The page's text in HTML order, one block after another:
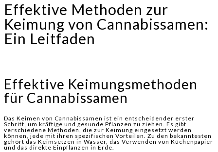
Effektive Methoden zur
Keimung von Cannabissamen:
Ein Leitfaden
Effektive Keimungsmethoden
für Cannabissamen
Das Keimen von Cannabissamen ist ein entscheidender erster
Schritt, um kräftige und gesunde Pflanzen zu ziehen. Es gibt
verschiedene Methoden, die zur Keimung eingesetzt werden
können, jede mit ihren spezifischen Vorteilen. Zu den bekanntesten
gehört das Keimsetzen in Wasser, das Verwenden von Küchenpapier
und das direkte Einpflanzen in Erde.